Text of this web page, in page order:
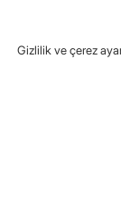
Gizlilik ve çerez